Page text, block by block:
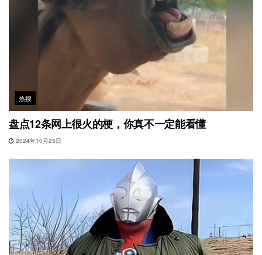
热搜
盘点12条网上很火的梗，你真不一定能看懂
2024年10月25日